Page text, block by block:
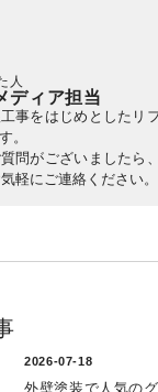
人
ディア担当
事をはじめとしたリ
。
問がございましたら
軽にご連絡ください。
2026-07-18
外壁塗装で人気の